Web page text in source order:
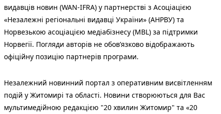
видавців новин (WAN-IFRA) у партнерстві з Асоціацією
«Незалежні регіональні видавці України» (АНРВУ) та
Норвезькою асоціацією медіабізнесу (MBL) за підтримки
Норвегії. Погляди авторів не обов’язково відображають
офіційну позицію партнерів програми.
Незалежний новинний портал з оперативним висвітленням
подій у Житомирі та області. Новини створюються для Вас
мультимедійною редакцією "20 хвилин Житомир" та «20